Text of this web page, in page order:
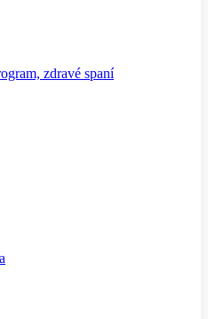
zdravé spaní